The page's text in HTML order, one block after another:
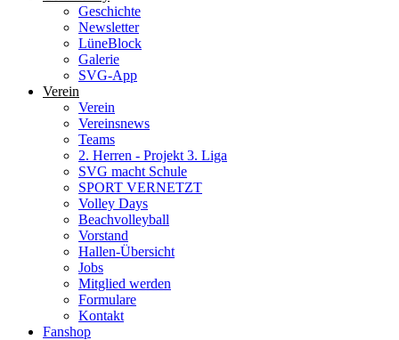
Geschichte
Newsletter
LüneBlock
Galerie
SVG-App
Verein
Verein
Vereinsnews
Teams
2. Herren - Projekt 3. Liga
SVG macht Schule
SPORT VERNETZT
Volley Days
Beachvolleyball
Vorstand
Hallen-Übersicht
Jobs
Mitglied werden
Formulare
Kontakt
Fanshop